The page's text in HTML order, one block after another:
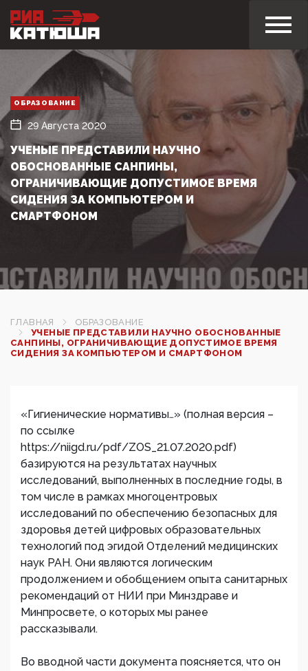
ОБРАЗОВАНИЕ
29 Августа 2020
УЧЕНЫЕ ПРЕДСТАВИЛИ НАУЧНО
ОБОСНОВАННЫЕ САНПИНЫ,
ОГРАНИЧИВАЮЩИЕ ДОПУСТИМОЕ ВРЕМЯ
СИДЕНИЯ ЗА КОМПЬЮТЕРОМ И
СМАРТФОНОМ
ГЛАВНАЯ
ОБРАЗОВАНИЕ
УЧЕНЫЕ ПРЕДСТАВИЛИ НАУЧНО ОБОСНОВАННЫЕ
САНПИНЫ, ОГРАНИЧИВАЮЩИЕ ДОПУСТИМОЕ ВРЕМЯ
СИДЕНИЯ ЗА КОМПЬЮТЕРОМ И СМАРТФОНОМ
«Гигиенические нормативы…» (полная версия –
по ссылке
https://niigd.ru/pdf/ZOS_21.07.2020.pdf)
базируются на результатах научных
исследований, выполненных в последние годы, в
том числе в рамках многоцентровых
исследований по обеспечению безопасных для
здоровья детей цифровых образовательных
технологий под эгидой Отделений медицинских
наук РАН. Они являются логическим
продолжением и обобщением опыта санитарных
рекомендаций от НИИ при Минздраве и
Минпросвете, о которых мы ранее
рассказывали.
Во вводной части документа поясняется, что он